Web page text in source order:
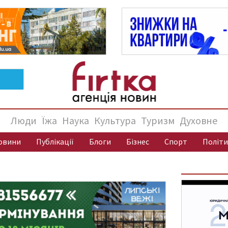
Люди Їжа Наука Культура Туризм Духовне
Публікації Блоги Бізнес Спорт